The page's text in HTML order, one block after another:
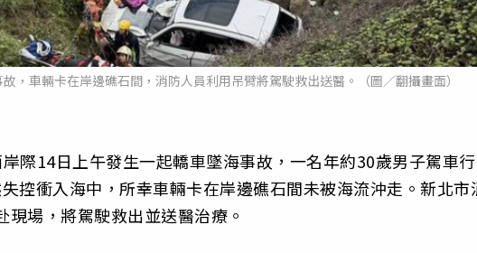
，車輛卡在岸邊礁石間，消防人員利用吊臂將駕駛救出送醫。（圖／翻攝畫面）
際14日上午發生一起轎車墜海事故，一名年約30歲男子駕車行
控衝入海中，所幸車輛卡在岸邊礁石間未被海流沖走。新北市
場，將駕駛救出並送醫治療。